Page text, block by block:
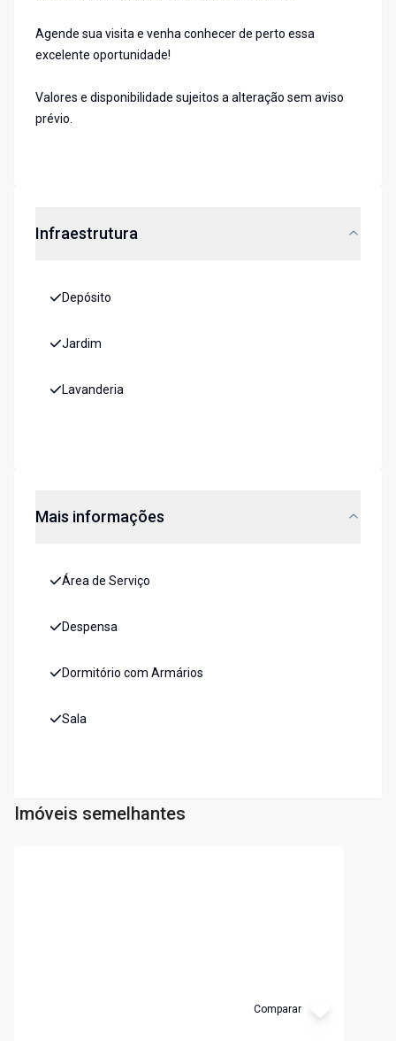
Agende sua visita e venha conhecer de perto essa
excelente oportunidade!
Valores e disponibilidade sujeitos a alteração sem aviso
prévio.
Infraestrutura
Depósito
Jardim
Lavanderia
Mais informações
Área de Serviço
Despensa
Dormitório com Armários
Sala
Imóveis semelhantes
Comparar